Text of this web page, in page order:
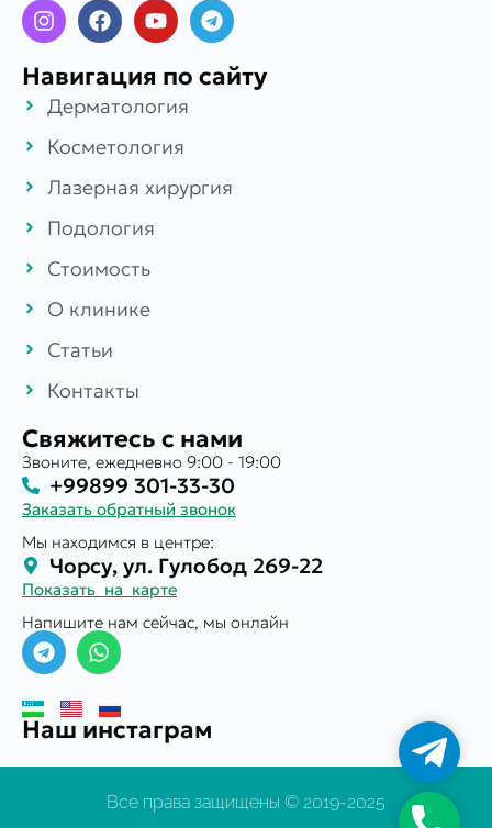
Навигация по сайту
Дерматология
Косметология
Лазерная хирургия
Подология
Стоимость
О клинике
Статьи
Контакты
Свяжитесь с нами
Звоните, ежедневно 9:00 - 19:00
+99899 301-33-30
Заказать обратный звонок
Мы находимся в центре:
Чорсу, ул. Гулобод 269-22
Показать на карте
Напишите нам сейчас, мы онлайн
Наш инстаграм
Все права защищены © 2019-2025